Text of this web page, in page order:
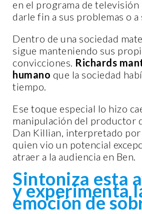
en el programa de televisión
darle fin a sus problemas o a
Dentro de una sociedad
sigue manteniendo sus
convicciones. Richards
humano que la sociedad
tiempo.
Ese toque especial lo hizo
manipulación del productor
Dan Killian, interpretado por
quien vio un potencial
atraer a la audiencia en Ben.
Sintoniza esta
y experimenta
emoción de